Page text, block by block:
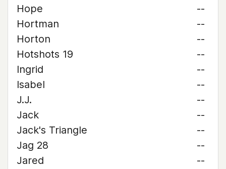
Hope
--
Hortman
--
Horton
--
Hotshots 19
--
Ingrid
--
Isabel
--
J.J.
--
Jack
--
Jack's Triangle
--
Jag 28
--
Jared
--